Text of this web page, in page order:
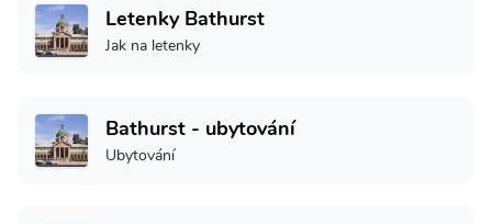
Letenky Bathurst
Jak na letenky
Bathurst - ubytování
Ubytování